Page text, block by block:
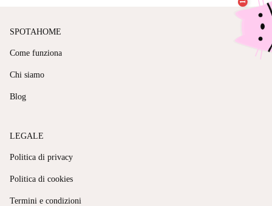
SPOTAHOME
Come funziona
Chi siamo
Blog
LEGALE
Politica di privacy
Politica di cookies
Termini e condizioni